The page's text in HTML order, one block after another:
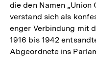
die den Namen „Union
verstand sich als
enger Verbindung mit
1916 bis 1942
Abgeordnete ins